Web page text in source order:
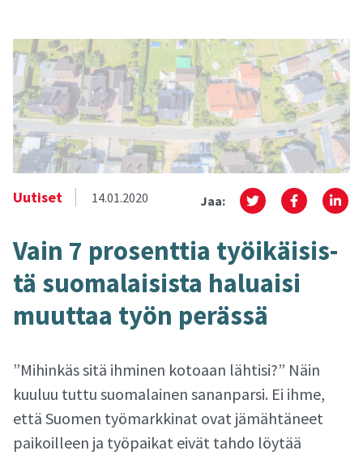
Uutiset 14.01.2020 Jaa:
Vain 7 pro­sent­tia työi­käi­sis­
tä suo­ma­lai­sis­ta ha­luai­si
muut­taa työn pe­räs­sä
”Mihinkäs sitä ihminen kotoaan lähtisi?” Näin
kuuluu tuttu suomalainen sananparsi. Ei ihme,
että Suomen työmarkkinat ovat jämähtäneet
paikoilleen ja työpaikat eivät tahdo löytää